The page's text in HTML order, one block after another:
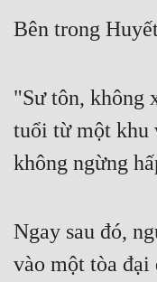
Truyện Convert
Truyện Nhập Môn
Truyện ngắn
Xa Lộ Dịch
Cung Đấu
Cạnh Kỹ
Bên trong
"Sư tôn, không
tuổi từ một khu
không ngừng
Ngay sau đó,
vào một tòa đại